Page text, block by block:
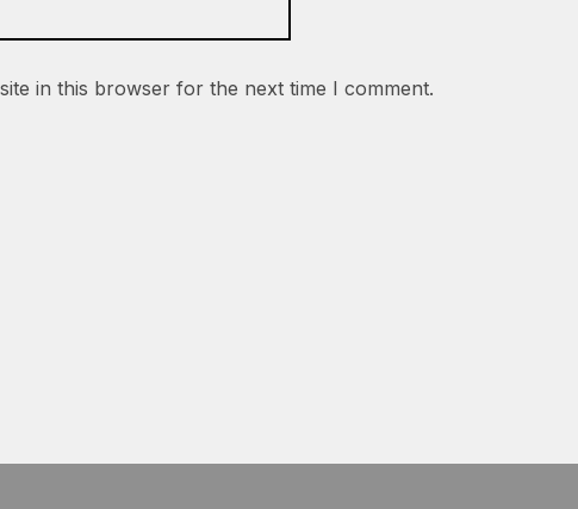
in this browser for the next time I comment.